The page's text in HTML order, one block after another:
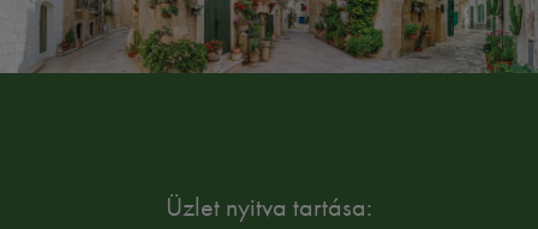
Üzlet nyitva tartása: